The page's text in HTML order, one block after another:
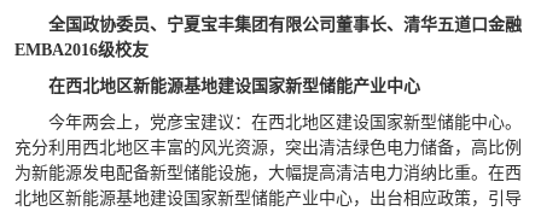
全国政协委员、宁夏宝丰集团有限公司董事长、清华五道口金融
EMBA2016级校友
在西北地区新能源基地建设国家新型储能产业中心
今年两会上，党彦宝建议：在西北地区建设国家新型储能中心。
充分利用西北地区丰富的风光资源，突出清洁绿色电力储备，高比例
为新能源发电配备新型储能设施，大幅提高清洁电力消纳比重。在西
北地区新能源基地建设国家新型储能产业中心，出台相应政策，引导